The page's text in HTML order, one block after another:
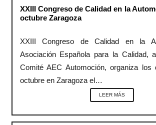
XXIII Congreso de Calidad en la
octubre Zaragoza
XXIII Congreso de Calidad en la
Asociación Española para la Calidad,
Comité AEC Automoción, organiza
octubre en Zaragoza el…
LEER MÁS